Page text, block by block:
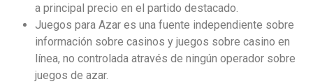
a principal precio en el partido destacado.
Juegos para Azar es una fuente independiente sobre
información sobre casinos y juegos sobre casino en
línea, no controlada através de ningún operador sobre
juegos de azar.